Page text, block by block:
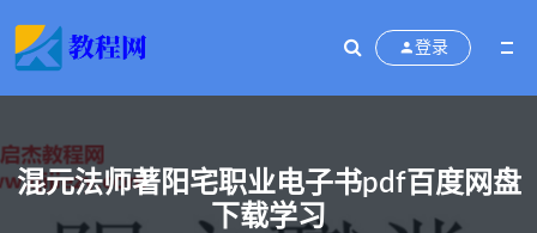
登录
混元法师著阳宅职业电子书pdf百度网盘
下载学习